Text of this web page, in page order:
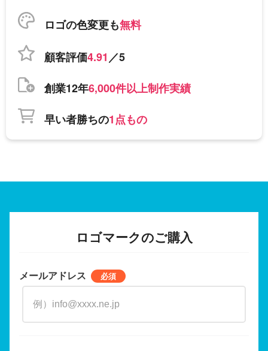
ロゴの色変更も無料
顧客評価4.91／5
創業12年6,000件以上制作実績
早い者勝ちの1点もの
ロゴマークのご購入
メールアドレス